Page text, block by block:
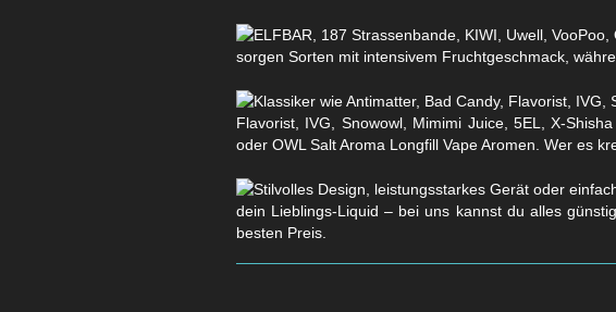
sorgen Sorten mit intensivem Fruchtgeschmack,
Flavorist, IVG, Snowowl, Mimimi Juice, 5EL, X-
oder OWL Salt Aroma Longfill Vape Aromen. Wer es
dein Lieblings-Liquid – bei uns kannst du alles
besten Preis.